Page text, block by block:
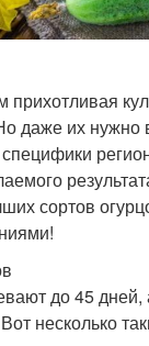
даже их нужно
сортов
до 45 дней,
несколько